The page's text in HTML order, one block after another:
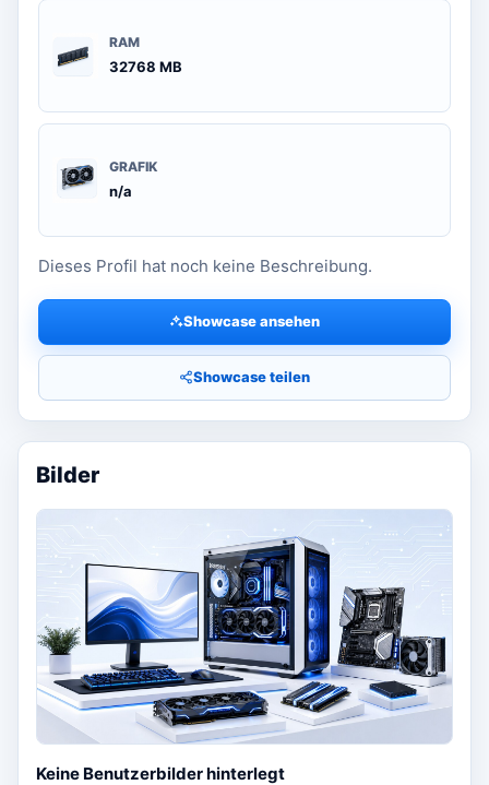
RAM
32768 MB
GRAFIK
n/a
Dieses Profil hat noch keine Beschreibung.
Showcase ansehen
Showcase teilen
Bilder
Keine Benutzerbilder hinterlegt